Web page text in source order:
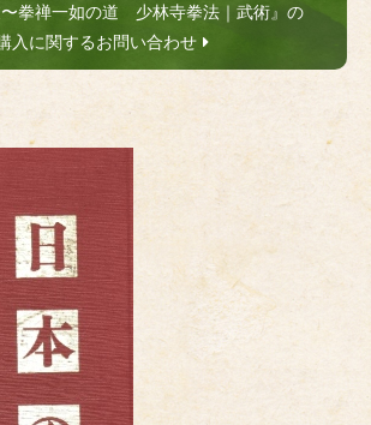
〜拳禅一如の道 少林寺拳法｜武術』の
入に関するお問い合わせ